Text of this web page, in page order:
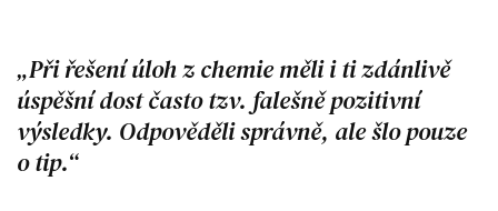
Při řešení úloh z chemie měli i ti zdánlivě
úspěšní dost často tzv. falešně pozitivní
výsledky. Odpověděli správně, ale šlo pouze
o tip.